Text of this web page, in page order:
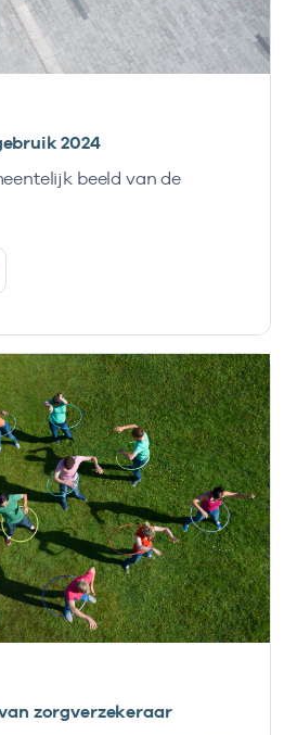
2024
beeld van de
zorgverzekeraar